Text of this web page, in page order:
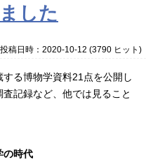
した
投稿日時：2020-10-12 (3790 ヒット )
る博物学資料21点を公開し
記録など、他では見ること
の時代